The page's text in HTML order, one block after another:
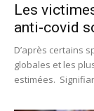
Les
anti-covid
D’après certains
globales et les
estimées.